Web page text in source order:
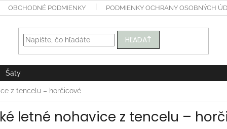
OBCHODNÉ PODMIENKY PODMIENKY OCHRANY OSOBNÝCH
HĽADAŤ
Šaty
z tencelu – horčicové
letné nohavice z tencelu –